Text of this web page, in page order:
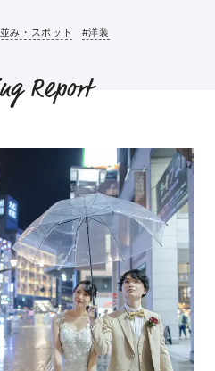
み・スポット #洋装
Report